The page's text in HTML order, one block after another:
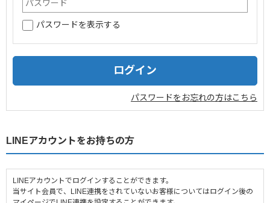
法人のお客様
企業情報
採用情報
パスワードを表示する
パスワードをお忘れの方はこちら
LINEアカウントをお持ちの方
LINEアカウントでログインすることができます。
当サイト会員で、LINE連携をされていないお客様についてはログイン後の